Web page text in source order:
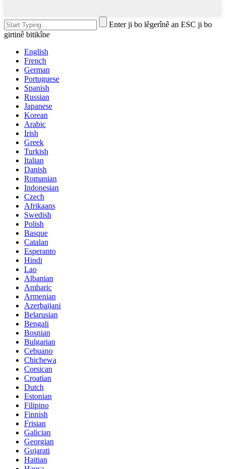
Enter ji bo lêgerînê an ESC ji bo
girtinê bitikîne
English
French
German
Portuguese
Spanish
Russian
Japanese
Korean
Arabic
Irish
Greek
Turkish
Italian
Danish
Romanian
Indonesian
Czech
Afrikaans
Swedish
Polish
Basque
Catalan
Esperanto
Hindi
Lao
Albanian
Amharic
Armenian
Azerbaijani
Belarusian
Bengali
Bosnian
Bulgarian
Cebuano
Chichewa
Corsican
Croatian
Dutch
Estonian
Filipino
Finnish
Frisian
Galician
Georgian
Gujarati
Haitian